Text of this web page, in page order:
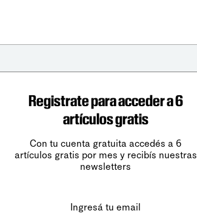
Registrate para acceder a 6
artículos gratis
Con tu cuenta gratuita accedés a 6
artículos gratis por mes y recibís nuestras
newsletters
Ingresá tu email